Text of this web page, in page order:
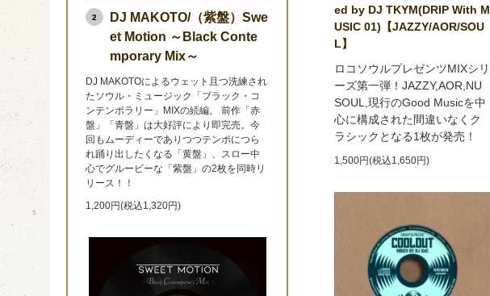
ed by DJ TKYM(DRIP With M
USIC 01)【JAZZY/AOR/SOU
L】
ロコソウルプレゼンツMIXシリ
ーズ第一弾！JAZZY,AOR,NU
SOUL,現行のGood Musicを中
心に構成された間違いなくク
ラシックとなる1枚が発売！
1,500円(税込1,650円)
2
DJ MAKOTO/（紫盤）Swe
et Motion ～Black Conte
mporary Mix～
DJ MAKOTOによるウェット且つ洗練され
たソウル・ミュージック「ブラック・コ
ンテンポラリー」MIXの続編。 前作「赤
盤」「青盤」は大好評により即完売。今
回もムーディーでありつつテンポにつら
れ踊り出したくなる「黄盤」、スロー中
心でグルービーな「紫盤」の2枚を同時リ
リース！！
1,200円(税込1,320円)